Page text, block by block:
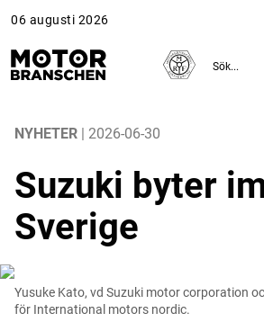
06 augusti 2026
Fråga
NYHETER | 2026-06-30
Suzuki byter
Sverige
Yusuke Kato, vd Suzuki motor corporation
för International motors nordic.